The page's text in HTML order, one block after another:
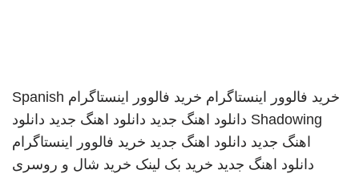
خرید فالوور اینستاگرام خرید فالوور اینستاگرام Spanish
Shadowing دانلود اهنگ جدید دانلود اهنگ جدید دانلود
اهنگ جدید دانلود اهنگ جدید خرید فالوور اینستاگرام
دانلود اهنگ جدید خرید بک لینک خرید شال و روسری